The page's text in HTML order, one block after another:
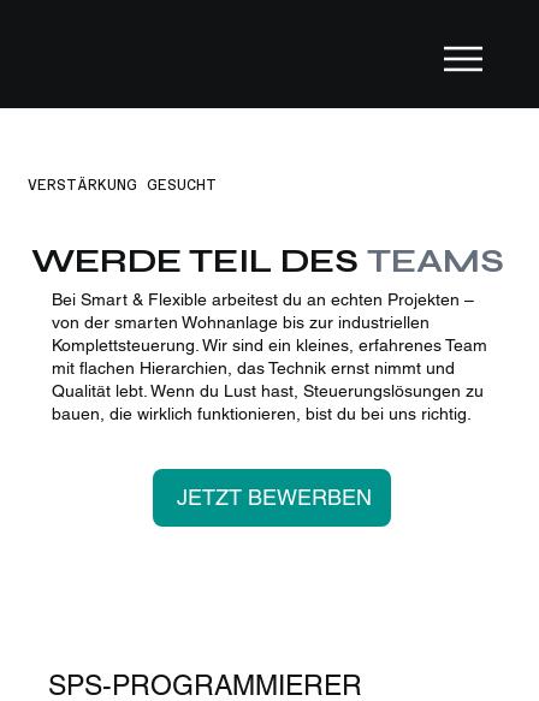
VERSTÄRKUNG GESUCHT
WERDE TEIL DES TEAMS
Bei Smart & Flexible arbeitest du an echten Projekten –
von der smarten Wohnanlage bis zur industriellen
Komplettsteuerung. Wir sind ein kleines, erfahrenes Team
mit flachen Hierarchien, das Technik ernst nimmt und
Qualität lebt. Wenn du Lust hast, Steuerungslösungen zu
bauen, die wirklich funktionieren, bist du bei uns richtig.
JETZT BEWERBEN
SPS-PROGRAMMIERER